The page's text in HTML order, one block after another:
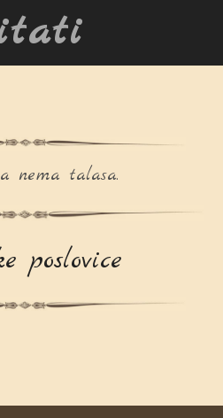
nema talasa.
poslovice